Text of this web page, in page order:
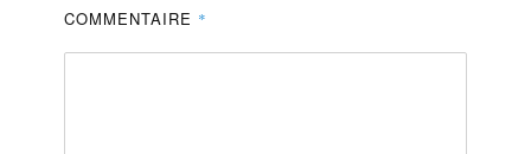
COMMENTAIRE *